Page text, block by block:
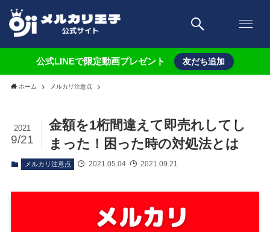
公式LINEで限定動画プレゼント 友だち追加
ホーム メルカリ注意点
金額を1桁間違えて即売れしてし
まった！困った時の対処法とは
2021
9/21
メルカリ注意点 2021.05.04 2021.09.21